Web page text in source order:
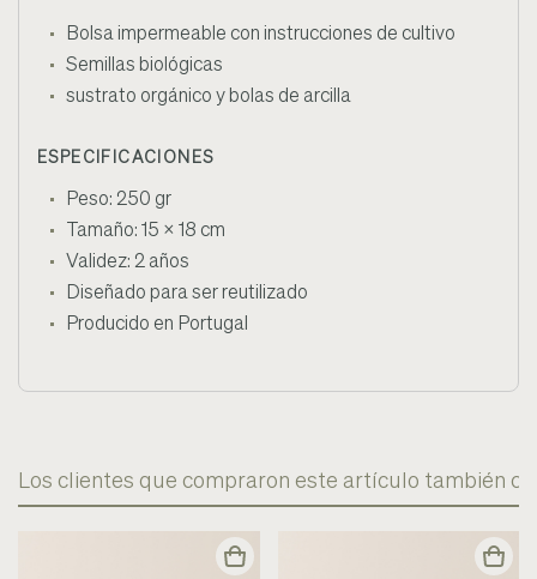
Bolsa impermeable con instrucciones de cultivo
Semillas biológicas
sustrato orgánico y bolas de arcilla
ESPECIFICACIONES
Peso: 250 gr
Tamaño: 15 x 18 cm
Validez: 2 años
Diseñado para ser reutilizado
Producido en Portugal
Los clientes que compraron este artículo también